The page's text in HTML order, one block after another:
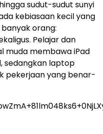
sudut-sudut sunyi
kebiasaan kecil yang
orang:
Pelajar dan
muda membawa iPad
sedangkan laptop
pekerjaan yang benar-